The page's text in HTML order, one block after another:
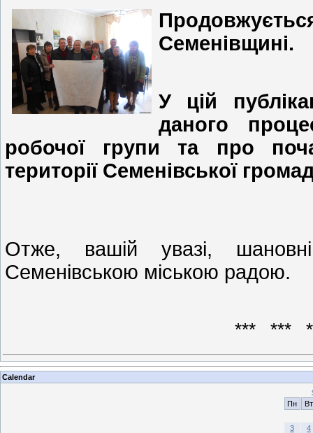
Семенівщині.
У цій
даного
робочої групи та про
території Семенівської
Отже, вашій увазі,
Семенівською міською радою.
*** ***
Calendar
Пн
Вт
3
4